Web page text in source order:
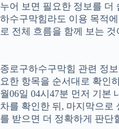
누어 보면 필요한 정보를 더
하수구막힘라도 이용 목적
로 전체 흐름을 함께 보는 것
종로구하수구막힘 관련 정
요한 항목을 순서대로 확인
월06일 04시47분 먼저 기본
차를 확인한 뒤, 마지막으로
를 받으면 더 정확하게 판단